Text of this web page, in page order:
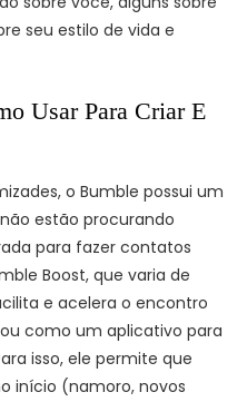
seu estilo de vida e
Usar Para Criar E
o Bumble possui um
estão procurando
para fazer contatos
Boost, que varia de
e acelera o encontro
como um aplicativo para
isso, ele permite que
início (namoro, novos